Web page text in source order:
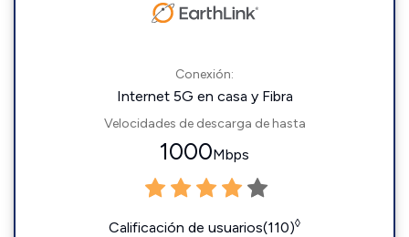
Conexión:
Internet 5G en casa y Fibra
Velocidades de descarga de hasta
1000Mbps
Calificación de usuarios(110)◊